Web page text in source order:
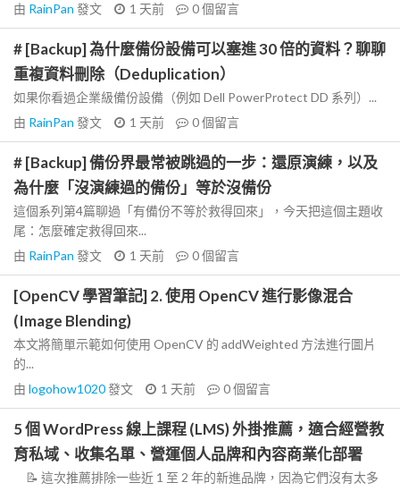
由 RainPan 發文 1 天前 0個留言
# [Backup] 為什麼備份設備可以塞進 30 倍的資料？聊聊
重複資料刪除（Deduplication）
如果你看過企業級備份設備（例如 Dell PowerProtect DD 系列）...
由 RainPan 發文 1 天前 0個留言
# [Backup] 備份界最常被跳過的一步：還原演練，以及
為什麼「沒演練過的備份」等於沒備份
這個系列第4篇聊過「有備份不等於救得回來」，今天把這個主題收
尾：怎麼確定救得回來...
由 RainPan 發文 1 天前 0個留言
[OpenCV 學習筆記] 2. 使用 OpenCV 進行影像混合
(Image Blending)
本文將簡單示範如何使用 OpenCV 的 addWeighted 方法進行圖片
的...
由 logohow1020發文 1 天前 0個留言
5 個 WordPress 線上課程 (LMS) 外掛推薦，適合經營教
育私域、收集名單、營運個人品牌和內容商業化部署
📝 這次推薦排除一些近 1 至 2 年的新進品牌，因為它們沒有太多